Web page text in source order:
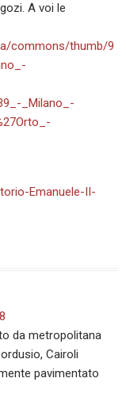
A voi le
commons/thumb/9
_Milano_-
Emanuele-II-
da metropolitana
Cairoli
pavimentato